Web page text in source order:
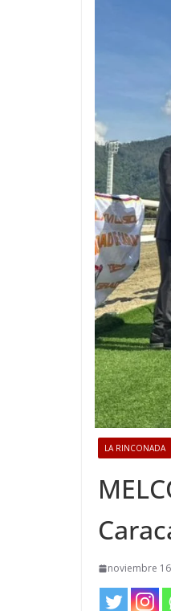
LA RINCONADA
noviembre